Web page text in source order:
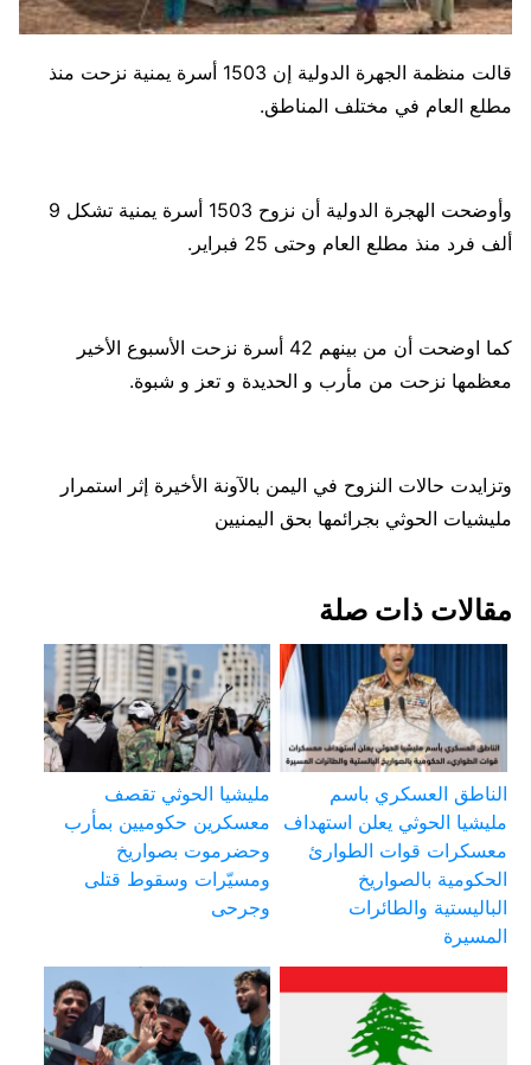
قالت منظمة الجهرة الدولية إن 1503 أسرة يمنية نزحت منذ
مطلع العام في مختلف المناطق.
وأوضحت الهجرة الدولية أن نزوح 1503 أسرة يمنية تشكل 9
ألف فرد منذ مطلع العام وحتى 25 فبراير.
كما اوضحت أن من بينهم 42 أسرة نزحت الأسبوع الأخير
معظمها نزحت من مأرب و الحديدة و تعز و شبوة.
وتزايدت حالات النزوح في اليمن بالآونة الأخيرة إثر استمرار
مليشيات الحوثي بجرائمها بحق اليمنيين
مقالات ذات صلة
الناطق العسكري باسم
مليشيا الحوثي يعلن استهداف
معسكرات قوات الطوارئ
الحكومية بالصواريخ
الباليستية والطائرات
المسيرة
مليشيا الحوثي تقصف
معسكرين حكوميين بمأرب
وحضرموت بصواريخ
ومسيّرات وسقوط قتلى
وجرحى